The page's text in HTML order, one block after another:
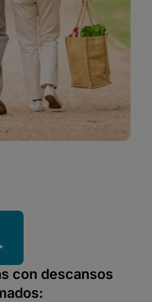
con descansos